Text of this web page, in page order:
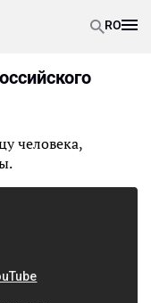
RO
человека,